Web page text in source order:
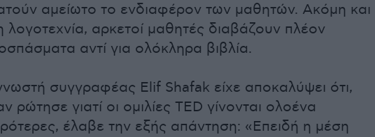
αμείωτο το ενδιαφέρον των μαθητών. Ακόμη και
λογοτεχνία, αρκετοί μαθητές διαβάζουν πλέον
αντί για ολόκληρα βιβλία.
συγγραφέας Elif Shafak είχε αποκαλύψει ότι,
ρώτησε γιατί οι ομιλίες TED γίνονται ολοένα
έλαβε την εξής απάντηση: «Επειδή η μέση